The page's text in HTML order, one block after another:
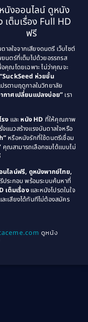
(1)
1994
1992
1988
1986
1984
1982
1978
1975
1970
1968
1963
นังออนไลน์ ดูหนัง
เต็มเรื่อง Full HD
ฟรี
ลใจจากเสียงดนตรี เว็บไซต์
นตร์ที่เต็มไปด้วยอรรถรส
คุณโดยเฉพาะ ไม่ว่าคุณจะ
“SuckSeed ห่วยขั้น
ตามฤดูกาลในวิทยาลัย
กาศเปลี่ยนแปลงบ่อย” เรา
ง และ หนัง HD ที่ให้คุณภาพ
แนวสร้างแรงบันดาลใจหรือ
หรือหนังรักที่ใช้ดนตรีเชื่อม
คุณสามารถเลือกชมได้แบบไม่
นไลน์ฟรี, ดูหนังพากย์ไทย,
ประกอบ พร้อมระบบค้นหาที่
เต็มเรื่องและหนังโปรดในใจ
ะเสียงได้ทันทีไม่ต้องสมัคร
ดูหนัง